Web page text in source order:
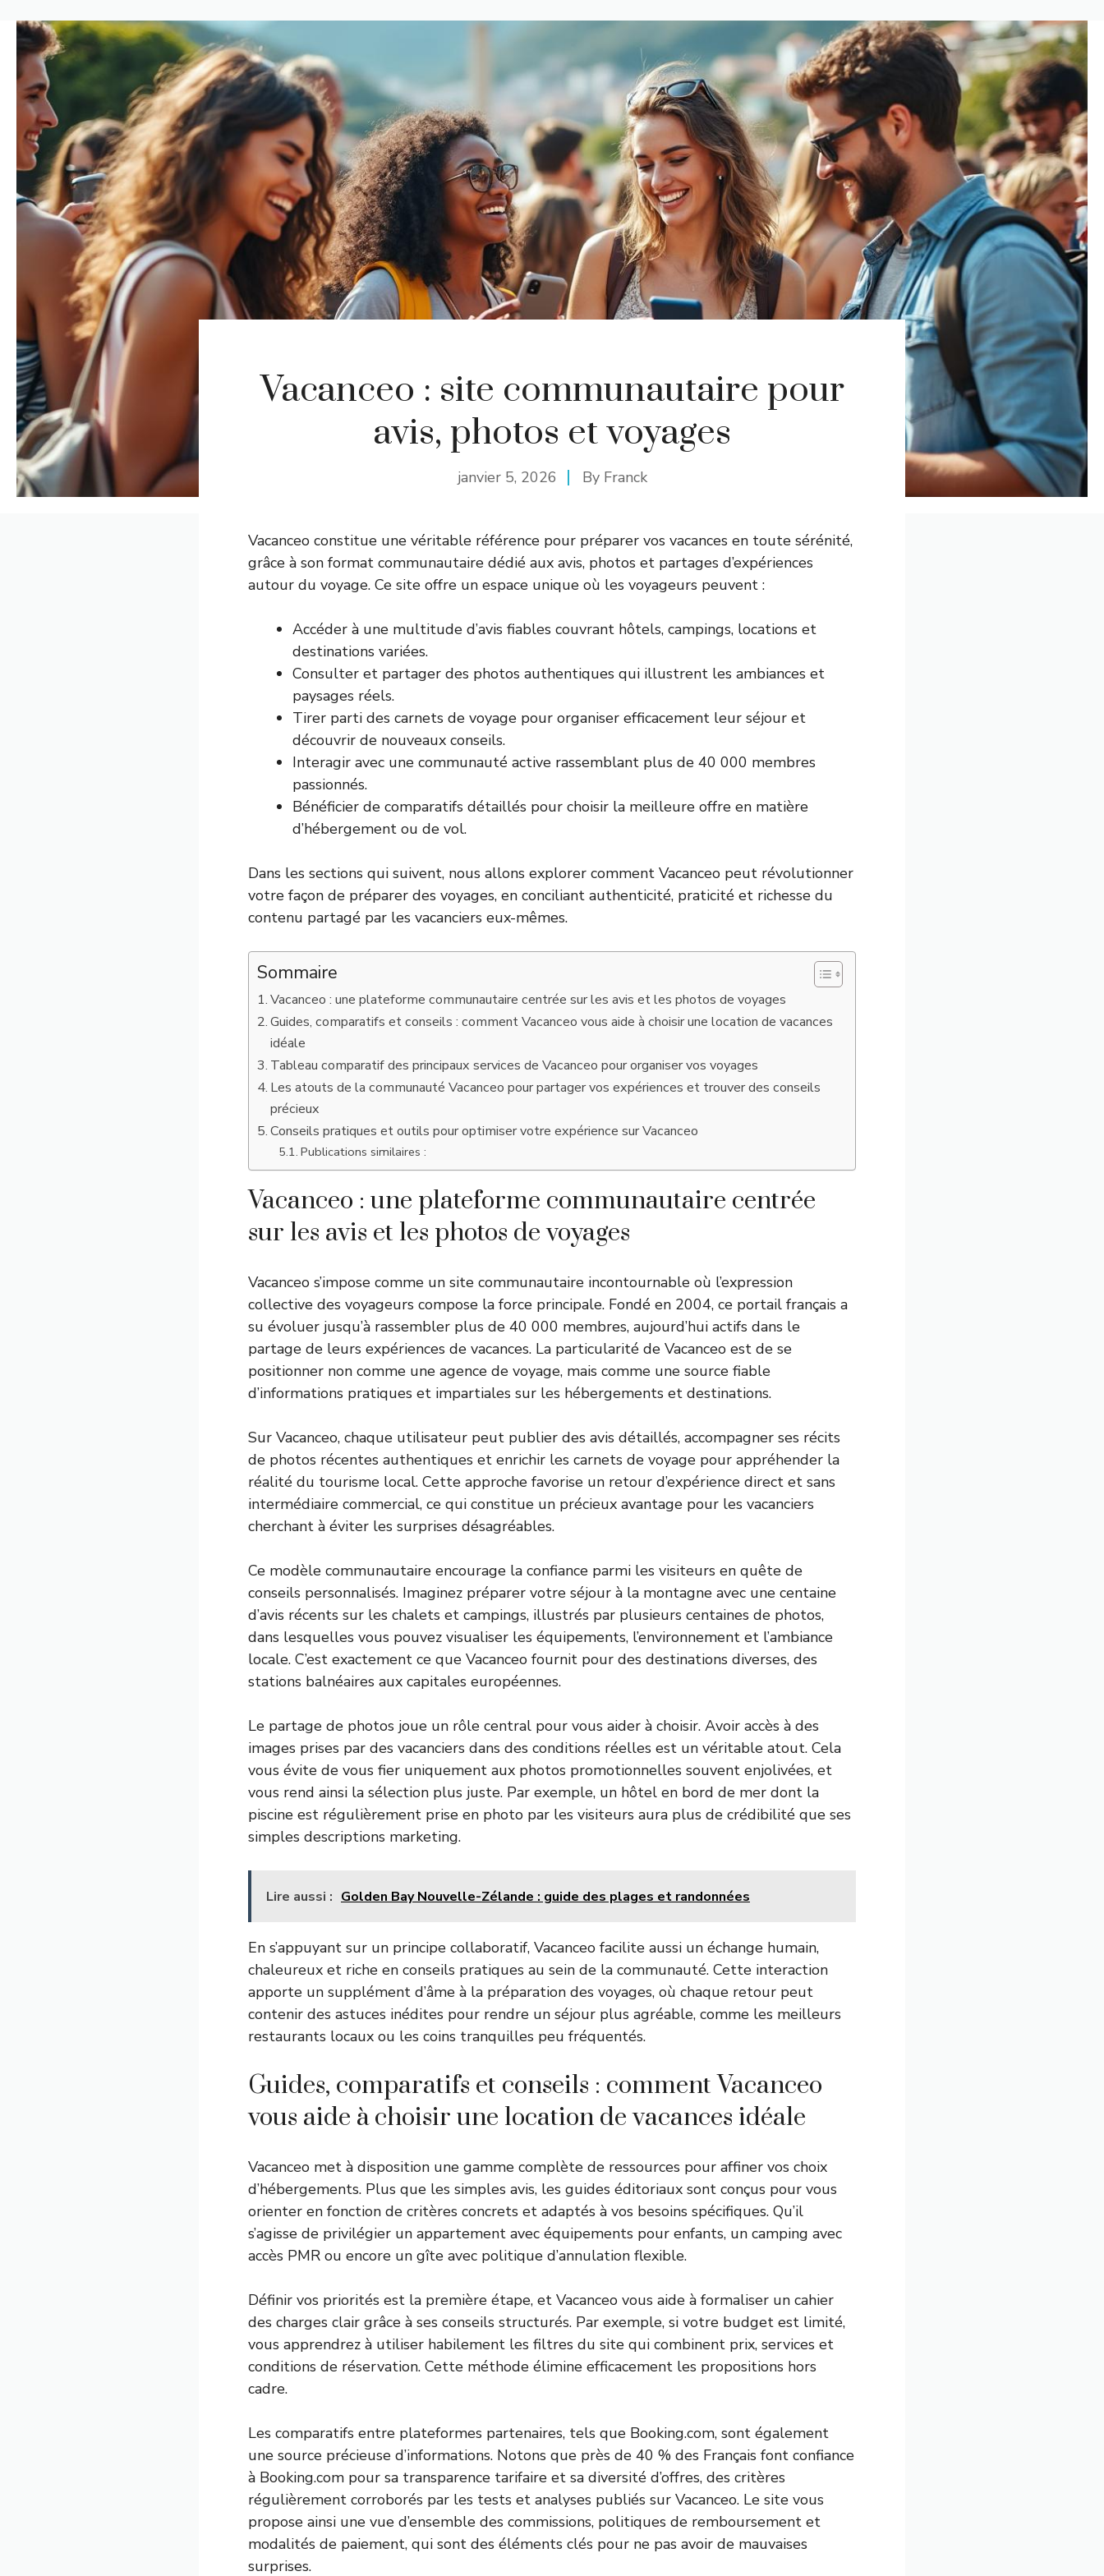
Vacanceo : site communautaire pour
avis, photos et voyages
janvier 5, 2026 By Franck
Vacanceo constitue une véritable référence pour préparer vos vacances en toute sérénité,
grâce à son format communautaire dédié aux avis, photos et partages d’expériences
autour du voyage. Ce site offre un espace unique où les voyageurs peuvent :
Accéder à une multitude d’avis fiables couvrant hôtels, campings, locations et
destinations variées.
Consulter et partager des photos authentiques qui illustrent les ambiances et
paysages réels.
Tirer parti des carnets de voyage pour organiser efficacement leur séjour et
découvrir de nouveaux conseils.
Interagir avec une communauté active rassemblant plus de 40 000 membres
passionnés.
Bénéficier de comparatifs détaillés pour choisir la meilleure offre en matière
d’hébergement ou de vol.
Dans les sections qui suivent, nous allons explorer comment Vacanceo peut révolutionner
votre façon de préparer des voyages, en conciliant authenticité, praticité et richesse du
contenu partagé par les vacanciers eux-mêmes.
Sommaire
Vacanceo : une plateforme communautaire centrée sur les avis et les photos de voyages
Guides, comparatifs et conseils : comment Vacanceo vous aide à choisir une location de vacances
idéale
Tableau comparatif des principaux services de Vacanceo pour organiser vos voyages
Les atouts de la communauté Vacanceo pour partager vos expériences et trouver des conseils
précieux
Conseils pratiques et outils pour optimiser votre expérience sur Vacanceo
Publications similaires :
Vacanceo : une plateforme communautaire centrée
sur les avis et les photos de voyages
Vacanceo s’impose comme un site communautaire incontournable où l’expression
collective des voyageurs compose la force principale. Fondé en 2004, ce portail français a
su évoluer jusqu’à rassembler plus de 40 000 membres, aujourd’hui actifs dans le
partage de leurs expériences de vacances. La particularité de Vacanceo est de se
positionner non comme une agence de voyage, mais comme une source fiable
d’informations pratiques et impartiales sur les hébergements et destinations.
Sur Vacanceo, chaque utilisateur peut publier des avis détaillés, accompagner ses récits
de photos récentes authentiques et enrichir les carnets de voyage pour appréhender la
réalité du tourisme local. Cette approche favorise un retour d’expérience direct et sans
intermédiaire commercial, ce qui constitue un précieux avantage pour les vacanciers
cherchant à éviter les surprises désagréables.
Ce modèle communautaire encourage la confiance parmi les visiteurs en quête de
conseils personnalisés. Imaginez préparer votre séjour à la montagne avec une centaine
d’avis récents sur les chalets et campings, illustrés par plusieurs centaines de photos,
dans lesquelles vous pouvez visualiser les équipements, l’environnement et l’ambiance
locale. C’est exactement ce que Vacanceo fournit pour des destinations diverses, des
stations balnéaires aux capitales européennes.
Le partage de photos joue un rôle central pour vous aider à choisir. Avoir accès à des
images prises par des vacanciers dans des conditions réelles est un véritable atout. Cela
vous évite de vous fier uniquement aux photos promotionnelles souvent enjolivées, et
vous rend ainsi la sélection plus juste. Par exemple, un hôtel en bord de mer dont la
piscine est régulièrement prise en photo par les visiteurs aura plus de crédibilité que ses
simples descriptions marketing.
Lire aussi : Golden Bay Nouvelle-Zélande : guide des plages et randonnées
En s’appuyant sur un principe collaboratif, Vacanceo facilite aussi un échange humain,
chaleureux et riche en conseils pratiques au sein de la communauté. Cette interaction
apporte un supplément d’âme à la préparation des voyages, où chaque retour peut
contenir des astuces inédites pour rendre un séjour plus agréable, comme les meilleurs
restaurants locaux ou les coins tranquilles peu fréquentés.
Guides, comparatifs et conseils : comment Vacanceo
vous aide à choisir une location de vacances idéale
Vacanceo met à disposition une gamme complète de ressources pour affiner vos choix
d’hébergements. Plus que les simples avis, les guides éditoriaux sont conçus pour vous
orienter en fonction de critères concrets et adaptés à vos besoins spécifiques. Qu’il
s’agisse de privilégier un appartement avec équipements pour enfants, un camping avec
accès PMR ou encore un gîte avec politique d’annulation flexible.
Définir vos priorités est la première étape, et Vacanceo vous aide à formaliser un cahier
des charges clair grâce à ses conseils structurés. Par exemple, si votre budget est limité,
vous apprendrez à utiliser habilement les filtres du site qui combinent prix, services et
conditions de réservation. Cette méthode élimine efficacement les propositions hors
cadre.
Les comparatifs entre plateformes partenaires, tels que Booking.com, sont également
une source précieuse d’informations. Notons que près de 40 % des Français font confiance
à Booking.com pour sa transparence tarifaire et sa diversité d’offres, des critères
régulièrement corroborés par les tests et analyses publiés sur Vacanceo. Le site vous
propose ainsi une vue d’ensemble des commissions, politiques de remboursement et
modalités de paiement, qui sont des éléments clés pour ne pas avoir de mauvaises
surprises.